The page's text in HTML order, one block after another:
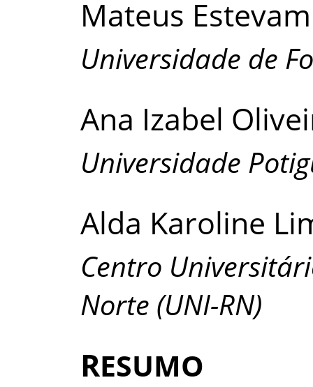
Mateus
Universidade de
Ana Izabel
Universidade
Alda Karoline
Centro
Norte (UNI-RN)
RESUMO